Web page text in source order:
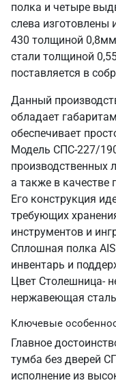
полка и четыре
слева
430 толщиной
стали толщиной
поставляется в
Данный
обладает
обеспечивает
Модель СПС-227/
производственных
а также в качестве
Его конструкция
требующих
инструментов и
Сплошная полка
инвентарь и
Цвет Столешница-
нержавеющая
Ключевые
Главное
тумба без дверей
исполнение из